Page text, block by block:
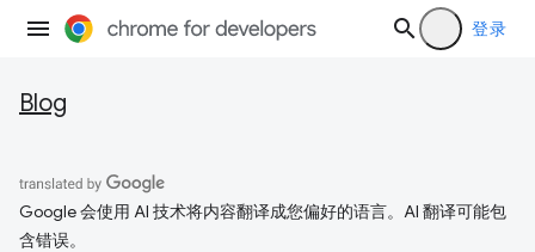
登录
Blog
Google 会使用 AI 技术将内容翻译成您偏好的语言。AI 翻译可能包
含错误。